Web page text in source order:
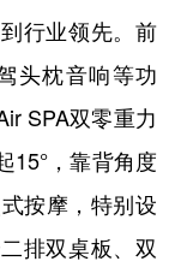
行业领先。前
头枕音响等功
SPA双零重力
15°，靠背角度
按摩，特别设
排双桌板、双